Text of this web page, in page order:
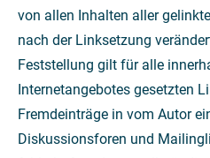
von allen Inhalten aller
nach der Linksetzung
Feststellung gilt für alle
Internetangebotes gesetzten
Fremdeinträge in vom Autor
Diskussionsforen und